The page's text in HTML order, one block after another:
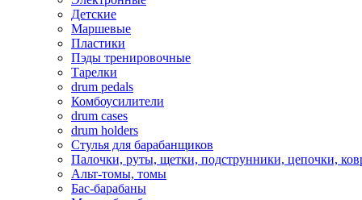
Детские
Маршевые
Пластики
Пэды тренировочные
Тарелки
drum pedals
Комбоусилители
drum cases
drum holders
Стулья для барабанщиков
Палочки, руты, щетки, подструнники, цепочки,
Альт-томы, томы
Бас-барабаны